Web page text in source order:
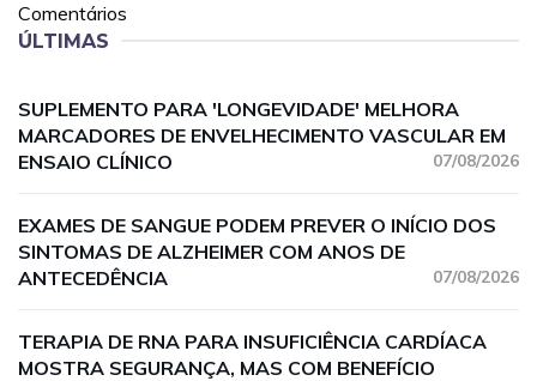
Comentários
ÚLTIMAS
SUPLEMENTO PARA 'LONGEVIDADE' MELHORA
MARCADORES DE ENVELHECIMENTO VASCULAR EM
ENSAIO CLÍNICO
07/08/2026
EXAMES DE SANGUE PODEM PREVER O INÍCIO DOS
SINTOMAS DE ALZHEIMER COM ANOS DE
ANTECEDÊNCIA
07/08/2026
TERAPIA DE RNA PARA INSUFICIÊNCIA CARDÍACA
MOSTRA SEGURANÇA, MAS COM BENEFÍCIO